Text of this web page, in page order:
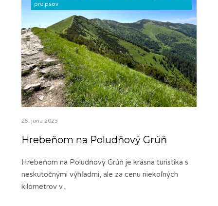
pre psov
25. júna 2023
Hrebeňom na Poludňový Grúň
Hrebeňom na Poludňový Grúň je krásna turistika s
neskutočnými výhľadmi, ale za cenu niekoľných
kilometrov v...